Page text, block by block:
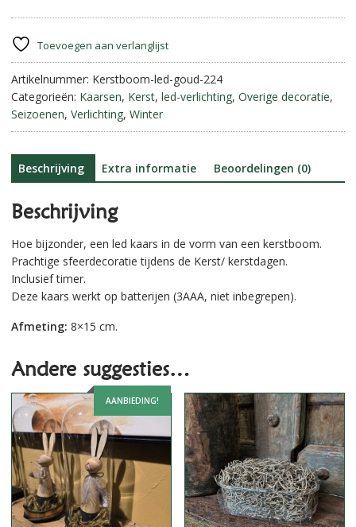
&
Timer
||
Goud.
aantal
n
t
v
:
Toevoegen aan verlanglijst
Artikelnummer: Kerstboom-led-goud-224
Categorieën: Kaarsen, Kerst, led-verlichting, Overige decoratie,
Seizoenen, Verlichting, Winter
Beschrijving Extra informatie Beoordelingen (0)
Beschrijving
Hoe bijzonder, een led kaars in de vorm van een kerstboom.
Prachtige sfeerdecoratie tijdens de Kerst/ kerstdagen.
Inclusief timer.
Deze kaars werkt op batterijen (3AAA, niet inbegrepen).
Afmeting: 8×15 cm.
Andere suggesties…
AANBIEDING!